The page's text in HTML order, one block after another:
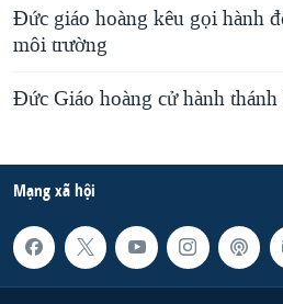
Đức giáo hoàng kêu gọi hành
môi trường
Đức Giáo hoàng cử hành
Mạng xã hội